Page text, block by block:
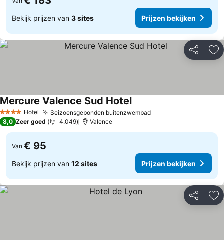
Bekijk prijzen van 3 sites Prijzen bekijken
Delen
4 SterrenHotel Seizoensgebonden buitenzwembadPrijzen bekijken
Mercure Valence Sud HotelPrijzen bekijken
8,0 Zeer goed 4.049 Valence
Van € 95
Bekijk prijzen van 12 sites Prijzen bekijken
Delen